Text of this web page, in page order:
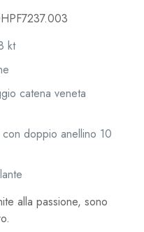
kt
catena veneta
doppio anellino 10
alla passione, sono